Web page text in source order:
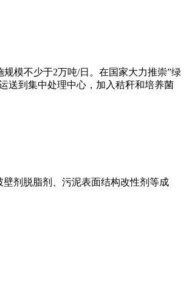
模不少于2万吨/日。在国家大力推崇”绿
送到集中处理中心，加入秸秆和培养菌
壁剂脱脂剂、污泥表面结构改性剂等成